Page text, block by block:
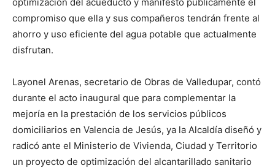
compromiso que ella y sus compañeros tendrán frente al
ahorro y uso eficiente del agua potable que actualmente
disfrutan.
Layonel Arenas, secretario de Obras de Valledupar, contó
durante el acto inaugural que para complementar la
mejoría en la prestación de los servicios públicos
domiciliarios en Valencia de Jesús, ya la Alcaldía diseñó y
radicó ante el Ministerio de Vivienda, Ciudad y Territorio
un proyecto de optimización del alcantarillado sanitario